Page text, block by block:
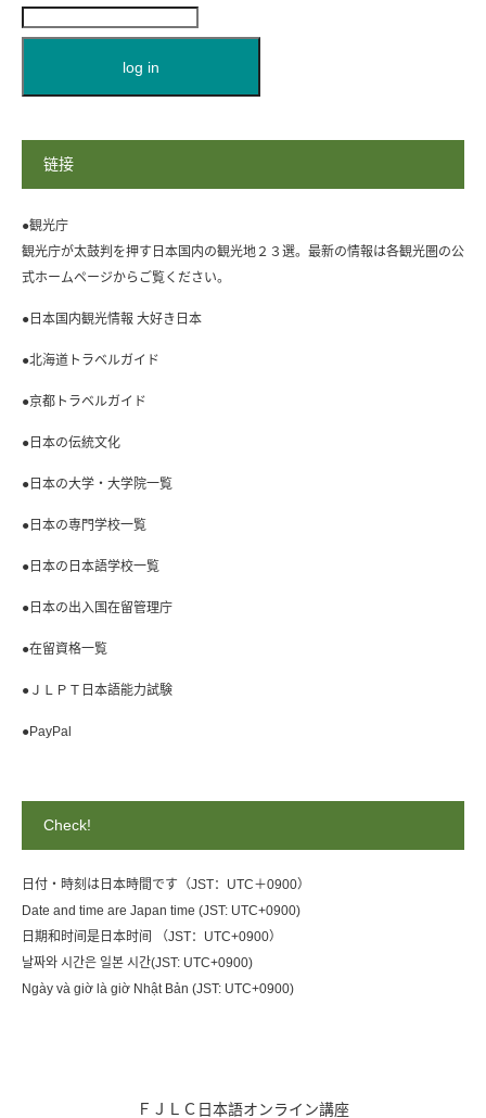
链接
●観光庁
観光庁が太鼓判を押す日本国内の観光地２３選。最新の情報は各観光圏の公
式ホームページからご覧ください。
●日本国内観光情報 大好き日本
●北海道トラベルガイド
●京都トラベルガイド
●日本の伝統文化
●日本の大学・大学院一覧
●日本の専門学校一覧
●日本の日本語学校一覧
●日本の出入国在留管理庁
●在留資格一覧
●ＪＬＰＴ日本語能力試験
●PayPal
Check!
日付・時刻は日本時間です（JST：UTC＋0900）
Date and time are Japan time (JST: UTC+0900)
日期和时间是日本时间 （JST：UTC+0900）
날짜와 시간은 일본 시간(JST: UTC+0900)
Ngày và giờ là giờ Nhật Bản (JST: UTC+0900)
ＦＪＬＣ日本語オンライン講座